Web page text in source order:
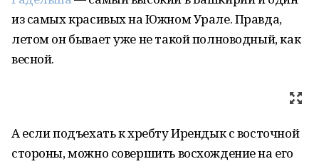
из самых красивых на Южном Урале. Правда,
летом он бывает уже не такой полноводный, как
весной.
А если подъехать к хребту Ирендык с восточной
стороны, можно совершить восхождение на его